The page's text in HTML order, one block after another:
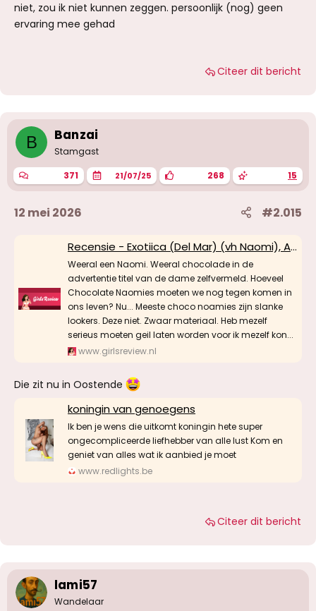
niet, zou ik niet kunnen zeggen. persoonlijk (nog) geen
ervaring mee gehad
Citeer dit bericht
B Banzai
Stamgast
371 21/07/25 268 15
12 mei 2026 #2.015
Recensie - Exotiica (Del Mar) (vh Naomi), Amsterdam (vh Sint-Niklaas)
Weeral een Naomi. Weeral chocolade in de
advertentie titel van de dame zelfvermeld. Hoeveel
Chocolate Naomies moeten we nog tegen komen in
ons leven? Nu... Meeste choco noamies zijn slanke
lookers. Deze niet. Zwaar materiaal. Heb mezelf
serieus moeten geil laten worden voor ik mezelf kon...
www.girlsreview.nl
Die zit nu in Oostende
koningin van genoegens
Ik ben je wens die uitkomt koningin hete super
ongecompliceerde liefhebber van alle lust Kom en
geniet van alles wat ik aanbied je moet
www.redlights.be
Citeer dit bericht
lami57
Wandelaar